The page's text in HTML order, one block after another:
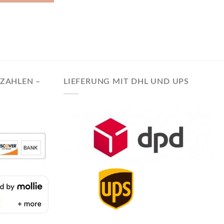
–
LIEFERUNG MIT DHL UND UPS